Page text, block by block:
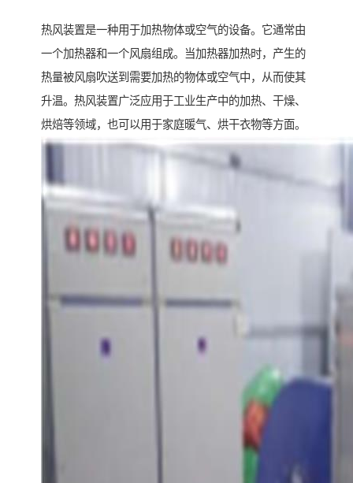
热风装置是一种用于加热物体或空气的设备。它通常由
一个加热器和一个风扇组成。当加热器加热时，产生的
热量被风扇吹送到需要加热的物体或空气中，从而使其
升温。热风装置广泛应用于工业生产中的加热、干燥、
烘焙等领域，也可以用于家庭暖气、烘干衣物等方面。